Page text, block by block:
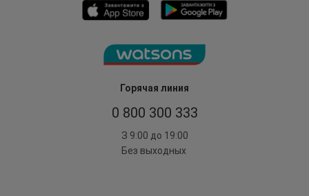
Горячая линия
0 800 300 333
З 9:00 до 19:00
Без выходных